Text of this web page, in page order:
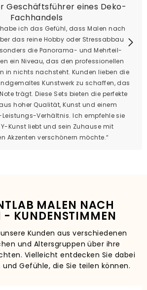
Geschäftsführer eines Deko-
Fachhandels
habe ich das Gefühl, dass Malen nach
das reine Hobby oder Stressabbau
die Panorama- und Mehrteil-
ein Niveau, das den professionellen
in nichts nachsteht. Kunden lieben die
Kunstwerk zu schaffen, das
trägt. Diese Sets bieten die perfekte
hoher Qualität, Kunst und einem
Verhältnis. Ich empfehle sie
Kunst liebt und sein Zuhause mit
Akzenten verschönern möchte.“
MALEN NACH
- KUNDENSTIMMEN
Kunden aus verschiedenen
und Altersgruppen über ihre
Vielleicht entdecken Sie dabei
Gefühle, die Sie teilen können.